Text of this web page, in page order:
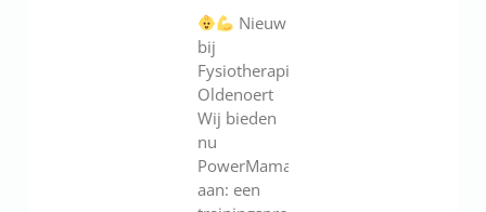
Nieuw
bij
Fysiotherapie
Oldenoert
Wij bieden
nu
PowerMama
aan: een